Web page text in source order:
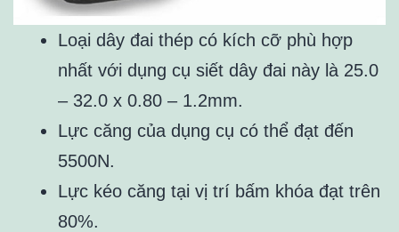
Loại dây đai thép có kích cỡ phù hợp
nhất với dụng cụ siết dây đai này là 25.0
– 32.0 x 0.80 – 1.2mm.
Lực căng của dụng cụ có thể đạt đến
5500N.
Lực kéo căng tại vị trí bấm khóa đạt trên
80%.